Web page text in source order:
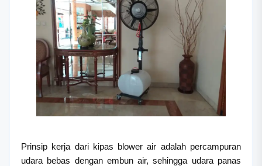
Prinsip kerja dari kipas blower air adalah percampuran
udara bebas dengan embun air, sehingga udara panas